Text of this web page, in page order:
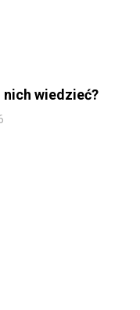
nich wiedzieć?